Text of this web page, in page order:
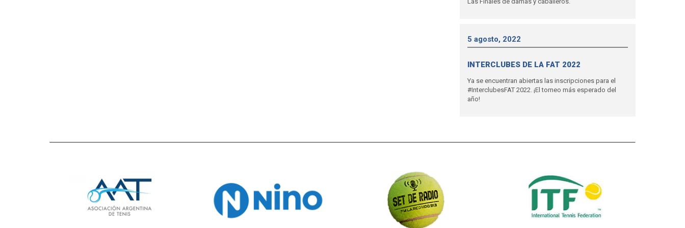
5 agosto, 2022
INTERCLUBES DE LA FAT 2022
Ya se encuentran abiertas las inscripciones para el
#InterclubesFAT 2022. ¡El torneo más esperado del
año!